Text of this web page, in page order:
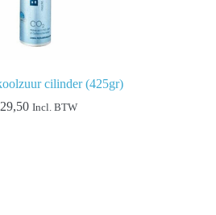
cilinder (425gr)
29,50 Incl. BTW